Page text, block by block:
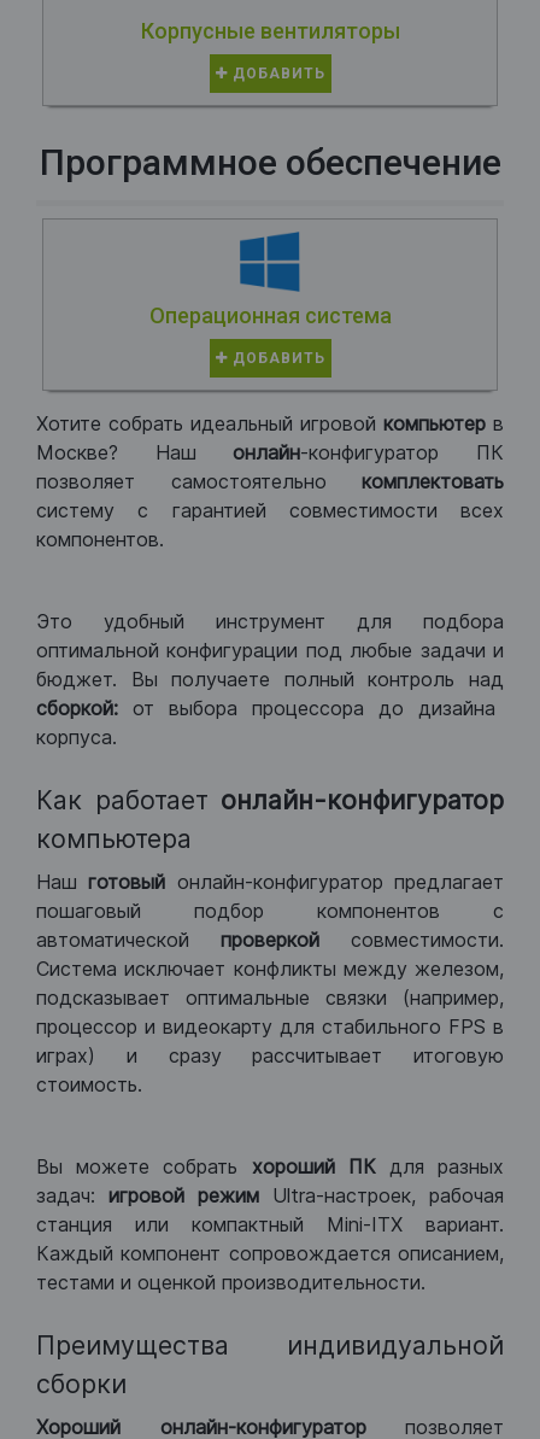
Корпусные вентиляторы
ДОБАВИТЬ
Программное обеспечение
Операционная система
ДОБАВИТЬ
Хотите собрать идеальный игровой компьютер в
Москве? Нашонлайн-конфигуратор ПК
позволяет самостоятельно комплектовать
систему с гарантией совместимости всех
компонентов.
Это удобный инструмент для подбора
оптимальной конфигурации под любые задачи и
бюджет. Вы получаете полный контроль над
сборкой: от выбора процессора до дизайна
корпуса.
Как работает онлайн-конфигуратор
компьютера
Нашготовый онлайн-конфигуратор предлагает
пошаговый подбор компонентов с
автоматической проверкой совместимости.
Система исключает конфликты между железом,
подсказывает оптимальные связки (например,
процессор и видеокарту для стабильного FPS в
играх) и сразу рассчитывает итоговую
стоимость.
Вы можете собрать хороший ПКдля разных
задач: игровой режим Ultra-настроек, рабочая
станция или компактный Mini-ITX вариант.
Каждый компонент сопровождается описанием,
тестами и оценкой производительности.
Преимущества индивидуальной
сборки
Хороший онлайн-конфигураторпозволяет